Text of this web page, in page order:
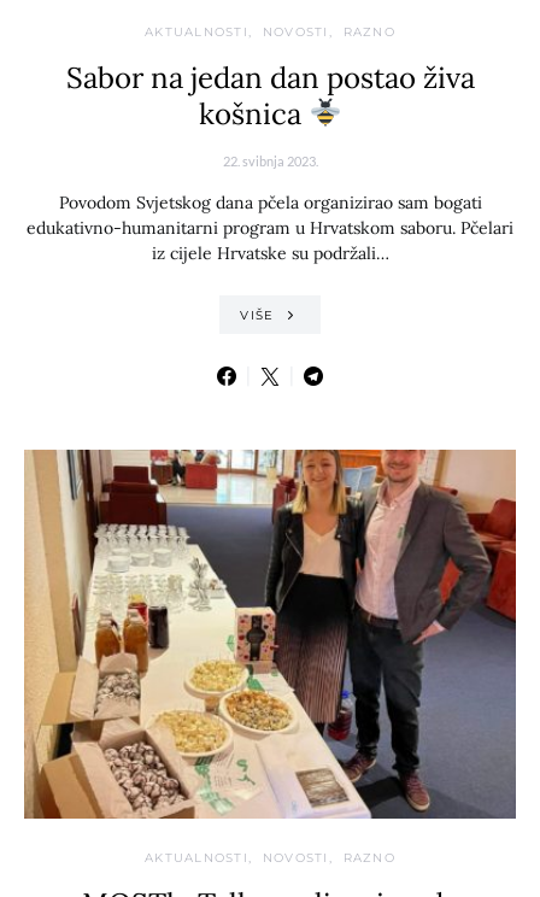
AKTUALNOSTI NOVOSTI RAZNO
Sabor na jedan dan postao živa
košnica
22. svibnja 2023.
Povodom Svjetskog dana pčela organizirao sam bogati
edukativno-humanitarni program u Hrvatskom saboru. Pčelari
iz cijele Hrvatske su podržali…
VIŠE
AKTUALNOSTI NOVOSTI RAZNO